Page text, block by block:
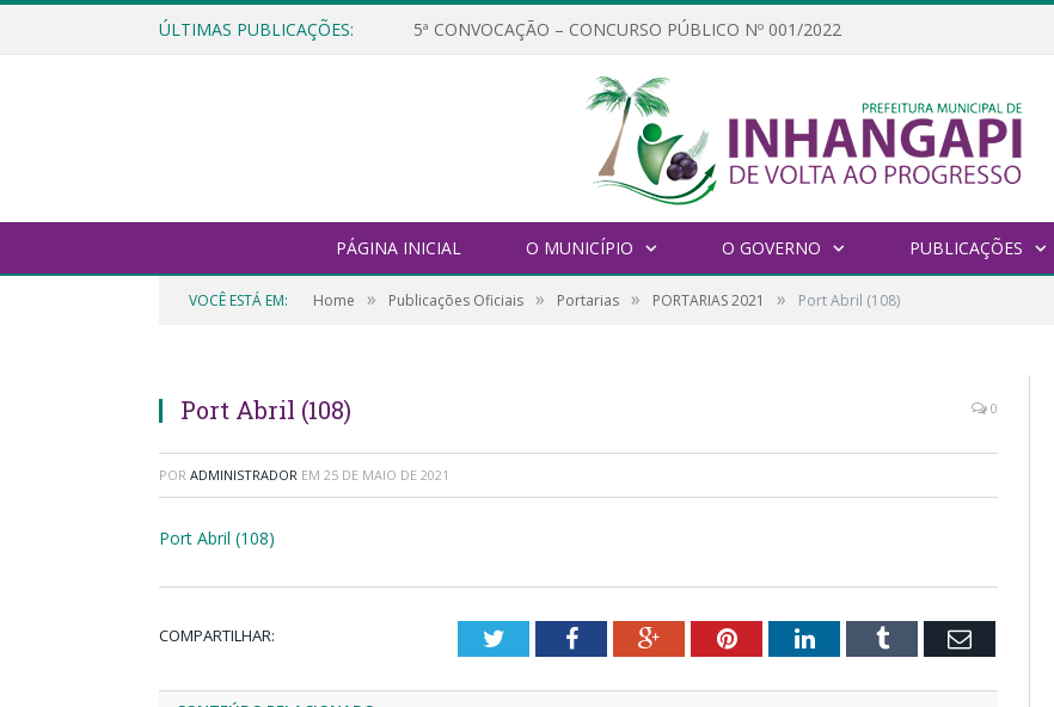
ÚLTIMAS PUBLICAÇÕES: 5ª CONVOCAÇÃO – CONCURSO PÚBLICO Nº 001/2022
PÁGINA INICIAL O MUNICÍPIO O GOVERNO PUBLICAÇÕES
VOCÊ ESTÁ EM: Home » Publicações Oficiais » Portarias » PORTARIAS 2021 » Port Abril (108)
Port Abril (108) 0
POR ADMINISTRADOR EM 25 DE MAIO DE 2021
Port Abril (108)
COMPARTILHAR: TwitterFacebookGoogle+PinterestLinkedInTumblr Email